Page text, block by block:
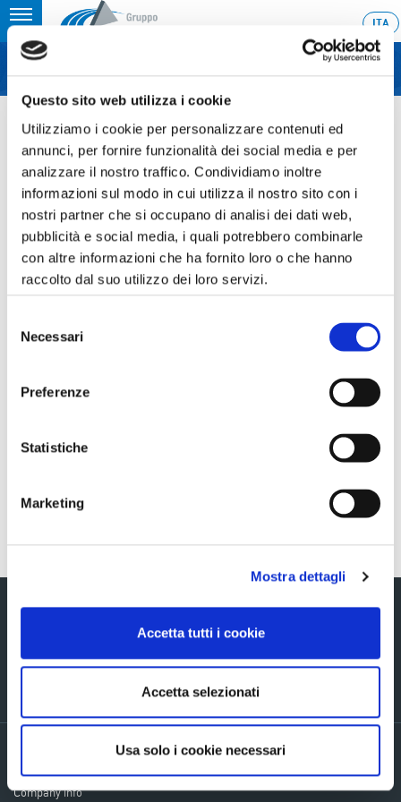
Questo sito web utilizza i cookie
Utilizziamo i cookie per personalizzare contenuti ed
annunci, per fornire funzionalità dei social media e per
analizzare il nostro traffico. Condividiamo inoltre
informazioni sul modo in cui utilizza il nostro sito con i
nostri partner che si occupano di analisi dei dati web,
pubblicità e social media, i quali potrebbero combinarle
con altre informazioni che ha fornito loro o che hanno
raccolto dal suo utilizzo dei loro servizi.
delNecessari
Preferenze
Statistiche
Marketing
Mostra dettagli
Accetta tutti i cookie
Accetta selezionati
Usa solo i cookie necessari
Toggle
navigation
ITA
Home
envisaged in 2020
Last update: 2020/01/16 10:56
16.01.2020
ASCOPIAVE, TERRITORIAL
INVESTMENTS ON THE RISE:
OVER EURO 40 MILLION
Ascopiave_COS_Investimenti_ENG_16012020
Cookie Policy
Company info